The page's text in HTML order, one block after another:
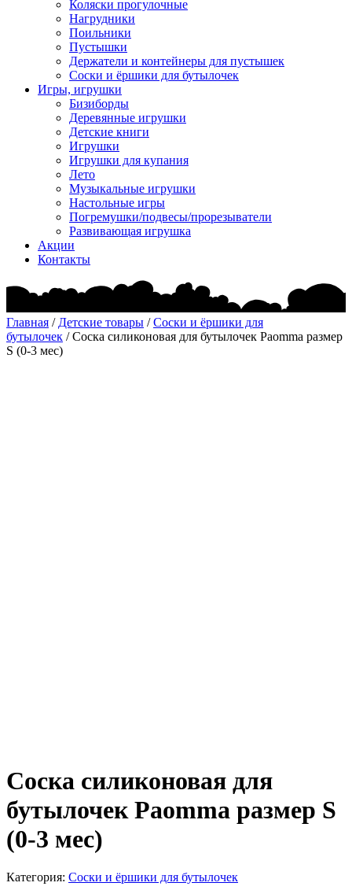
Коляски прогулочные
Нагрудники
Поильники
Пустышки
Держатели и контейнеры для пустышек
Соски и ёршики для бутылочек
Игры, игрушки
Бизиборды
Деревянные игрушки
Детские книги
Игрушки
Игрушки для купания
Лето
Музыкальные игрушки
Настольные игры
Погремушки/подвесы/прорезыватели
Развивающая игрушка
Акции
Контакты
Главная / Детские товары /Соски и ёршики для
бутылочек / Соска силиконовая для бутылочек Paomma размер
S (0-3 мес)
Соска силиконовая для
бутылочек Paomma размер S
(0-3 мес)
Категория: Соски и ёршики для бутылочек